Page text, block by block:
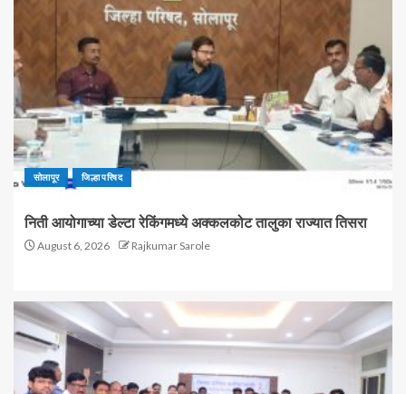
सोलापूर जिल्हा परिषद
निती आयोगाच्या डेल्टा रेकिंगमध्ये अक्कलकोट तालुका राज्यात तिसरा
August 6, 2026 Rajkumar Sarole